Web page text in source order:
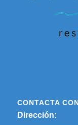
CONTACTA
Dirección: